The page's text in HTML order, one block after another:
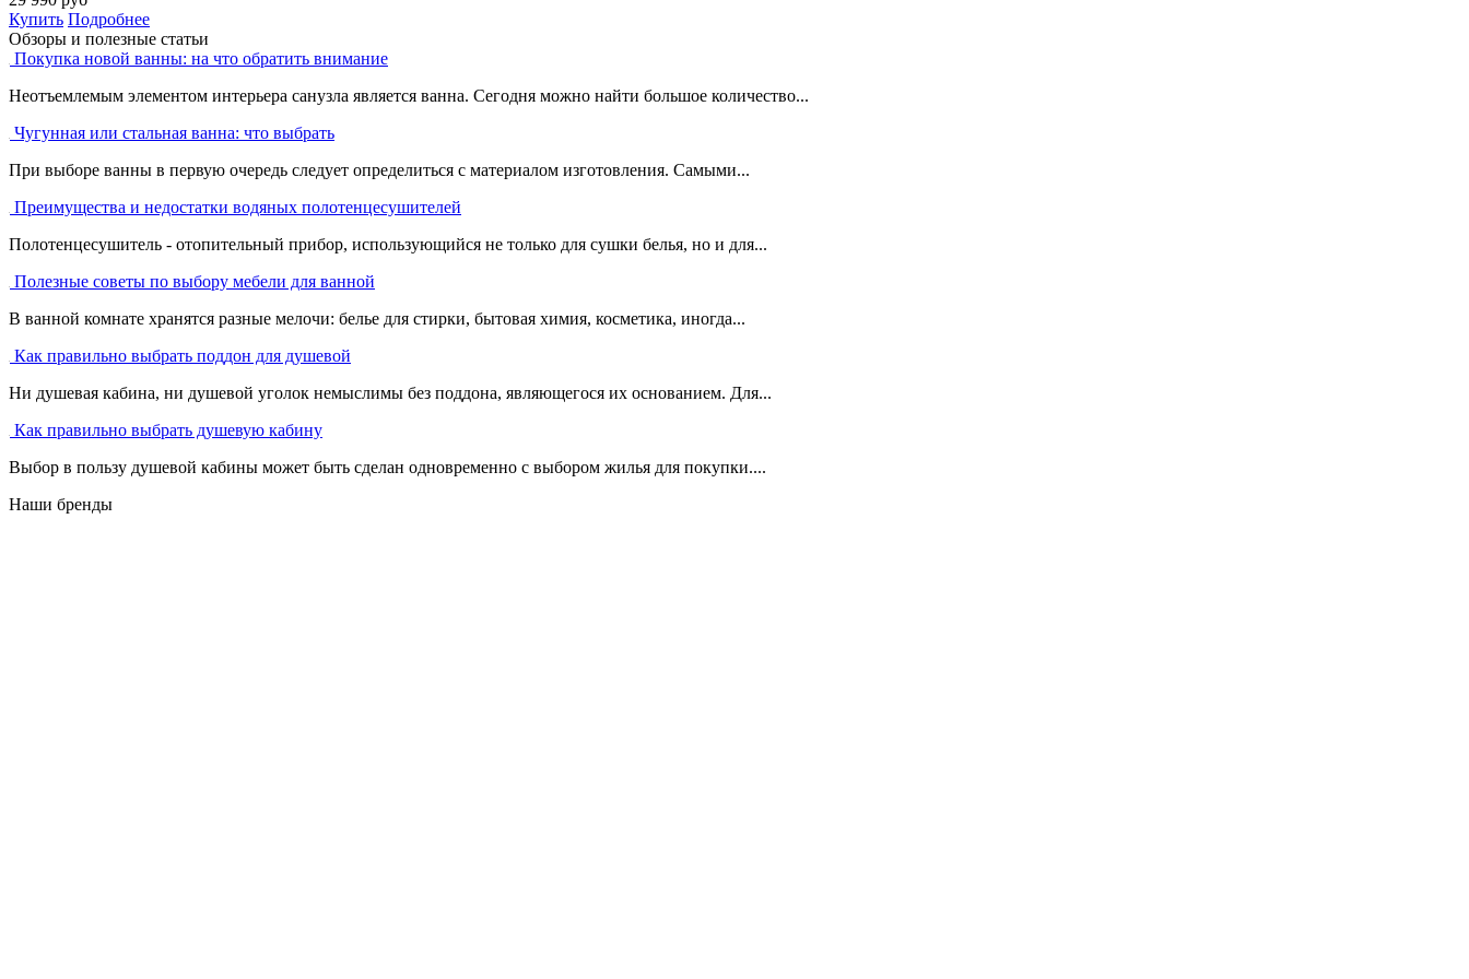
Купить Подробнее
Обзоры и полезные статьи
Покупка новой ванны: на что обратить внимание
Неотъемлемым элементом интерьера санузла является ванна. Сегодня можно найти большое количество...
Чугунная или стальная ванна: что выбрать
При выборе ванны в первую очередь следует определиться с материалом изготовления. Самыми...
Преимущества и недостатки водяных полотенцесушителей
Полотенцесушитель - отопительный прибор, использующийся не только для сушки белья, но и для...
Полезные советы по выбору мебели для ванной
В ванной комнате хранятся разные мелочи: белье для стирки, бытовая химия, косметика, иногда...
Как правильно выбрать поддон для душевой
Ни душевая кабина, ни душевой уголок немыслимы без поддона, являющегося их основанием. Для...
Как правильно выбрать душевую кабину
Выбор в пользу душевой кабины может быть сделан одновременно с выбором жилья для покупки....
Наши бренды